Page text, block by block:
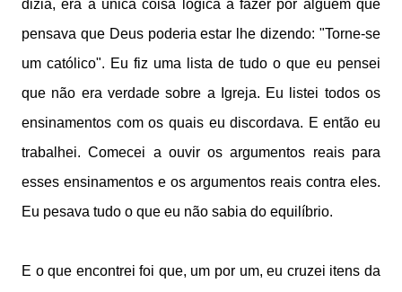
dizia, era a única coisa lógica a fazer por alguém que
pensava que Deus poderia estar lhe dizendo: "Torne-se
um católico". Eu fiz uma lista de tudo o que eu pensei
que não era verdade sobre a Igreja. Eu listei todos os
ensinamentos com os quais eu discordava. E então eu
trabalhei. Comecei a ouvir os argumentos reais para
esses ensinamentos e os argumentos reais contra eles.
Eu pesava tudo o que eu não sabia do equilíbrio.
E o que encontrei foi que, um por um, eu cruzei itens da